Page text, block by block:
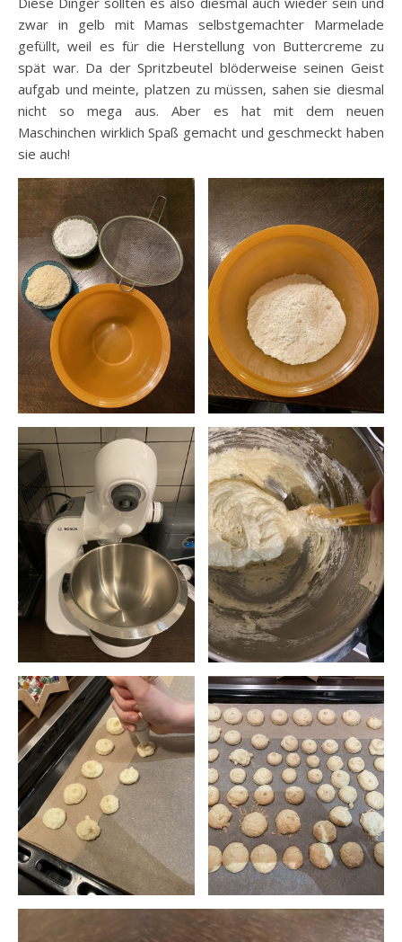
zwar in gelb mit Mamas selbstgemachter Marmelade
gefüllt, weil es für die Herstellung von Buttercreme zu
spät war. Da der Spritzbeutel blöderweise seinen Geist
aufgab und meinte, platzen zu müssen, sahen sie diesmal
nicht so mega aus. Aber es hat mit dem neuen
Maschinchen wirklich Spaß gemacht und geschmeckt haben
sie auch!